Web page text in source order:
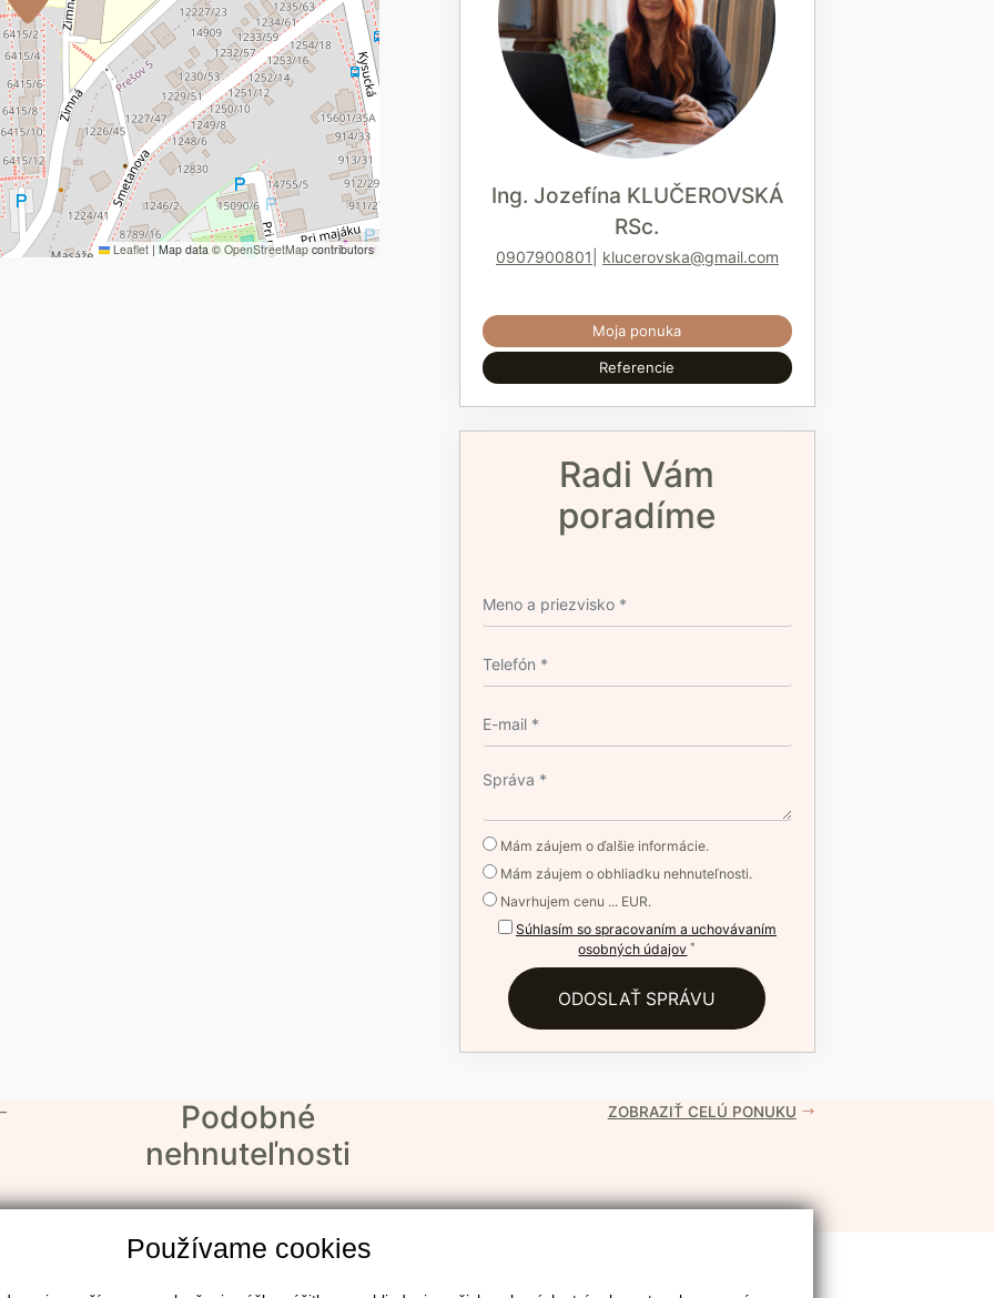
Leaflet | Map data ©OpenStreetMapcontributors
Ing. Jozefína KLUČEROVSKÁ
RSc.
0907900801 klucerovska@gmail.com
Moja ponuka
Referencie
Radi Vám
poradíme
Mám záujem o ďalšie informácie.
Mám záujem o obhliadku nehnuteľnosti.
Navrhujem cenu ... EUR.
Súhlasím so spracovaním a uchovávaním
osobných údajov *
Podobné
nehnuteľnosti
ZOBRAZIŤ CELÚ PONUKU
Používame cookies